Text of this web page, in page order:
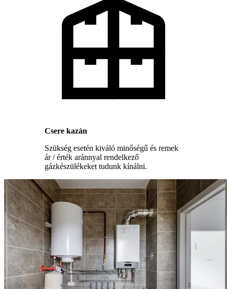
Csere kazán
Szükség esetén kiváló minőségű és remek
ár / érték aránnyal rendelkező
gázkészülékeket tudunk kínálni.